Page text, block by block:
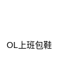
OL上班包鞋